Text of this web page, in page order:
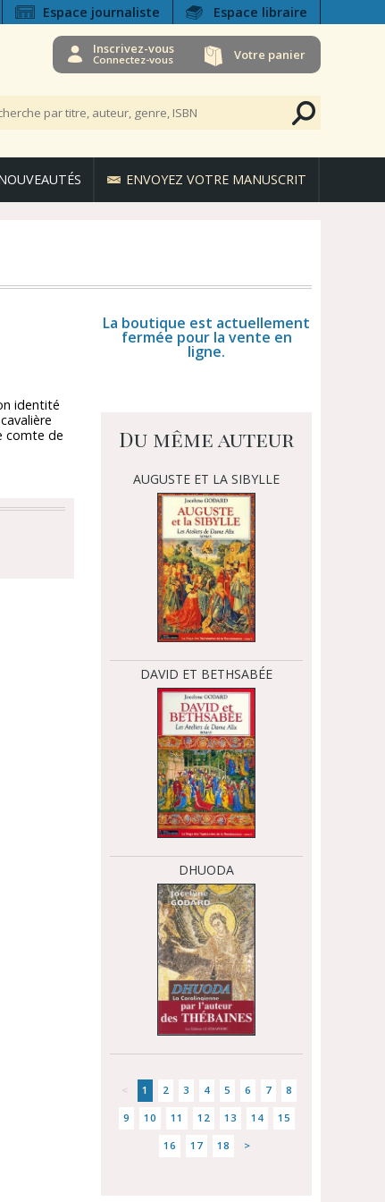
Espace journaliste Espace libraire
Inscrivez-vous
Connectez-vous Votre panier
ENVOYEZ VOTRE MANUSCRIT
identité
comte de
La boutique est actuellement
fermée pour la vente en
ligne.
Du même auteur
AUGUSTE ET LA SIBYLLE
DAVID ET BETHSABÉE
DHUODA
< 1 2 3 4 5 6 7 8
9 10 11 12 13 14 15
16 17 18 >